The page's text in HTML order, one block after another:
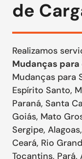
de
Realizamos
Mudanças
Mudanças para
Espírito Santo,
Paraná, Santa
Goiás, Mato
Sergipe,
Ceará, Rio
Tocantins, Pará,